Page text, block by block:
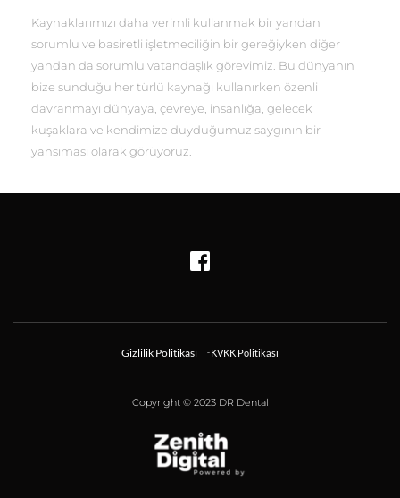
Kaynaklarımızı daha verimli kullanmak bir yandan
sorumlu ve basiretli işletmeciliğin bir gereğiyken diğer
yandan da sorumlu vatandaşlık görevimiz. Bu dünyanın
bize sunduğu her türlü kaynağı kullanırken özenli
davranmayı dünyaya, çevreye, insanlığa, gelecek
kuşaklara ve kendimize duyduğumuz saygının bir
yansıması olarak görüyoruz.
Copyright © 2023 DR Dental
Gizlilik Politikası KVKK Politikası